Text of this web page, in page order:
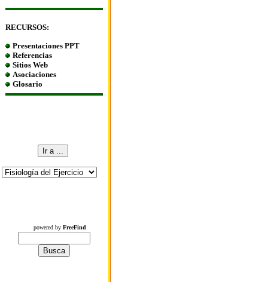
RECURSOS:
Presentaciones PPT
Referencias
Sitios Web
Asociaciones
Glosario
powered by FreeFind